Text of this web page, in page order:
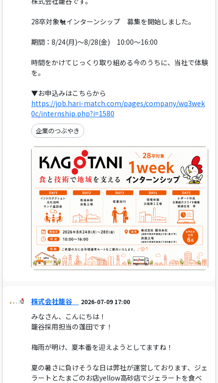
28卒対象🐔インターンシップ 募集を開始しました。
期間：8/24(月)～8/28(金) 10:00～16:00
時間をかけてじっくり取り組める今のうちに、当社で体験
を。
▼お申込みはこちらから
https://job.hari-match.com/pages/company/wq3wek
0c/internship.php?i=1580
企業のつぶやき
株式会社籠谷 2026-07-09 17:00
みなさん、こんにちは！
籠谷採用担当の蓬田です！
梅雨が明け、夏本番を迎えようとしてますね！
夏の暑さに負けそうな日は弊社が運営しております、ジェ
ラートとたまごのお店yellow高砂店でジェラートを食べ